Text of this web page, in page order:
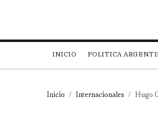
INICIO POLITICA
Inicio Internacionales Hugo